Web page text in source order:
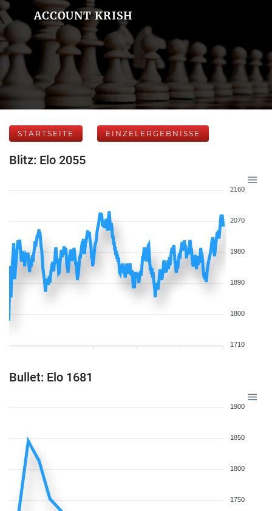
ACCOUNT KRISH
STARTSEITE EINZELERGEBNISSE
Blitz: Elo 2055
2160
2070
1980
1890
1800
1710
Bullet: Elo 1681
1900
1850
1800
1750